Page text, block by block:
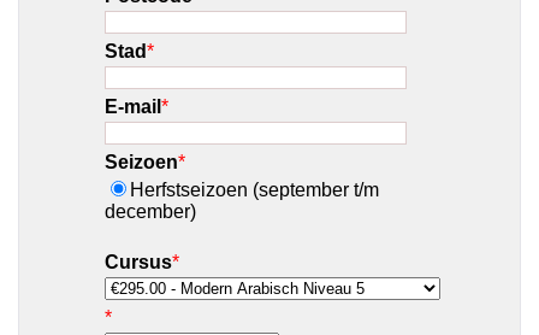
Stad*
E-mail *
Seizoen*
Herfstseizoen (september t/m
december)
Cursus*
*